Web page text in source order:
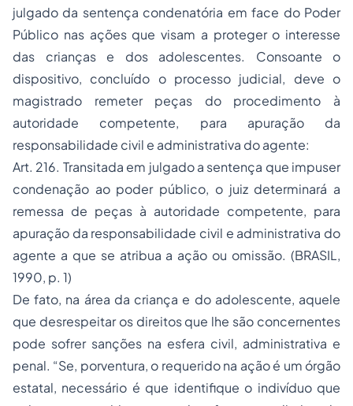
julgado da sentença condenatória em face do Poder
Público nas ações que visam a proteger o interesse
das crianças e dos adolescentes. Consoante o
dispositivo, concluído o processo judicial, deve o
magistrado remeter peças do procedimento à
autoridade competente, para apuração da
responsabilidade civil e administrativa do agente:
Art. 216. Transitada em julgado a sentença que impuser
condenação ao poder público, o juiz determinará a
remessa de peças à autoridade competente, para
apuração da responsabilidade civil e administrativa do
agente a que se atribua a ação ou omissão. (BRASIL,
1990, p. 1)
De fato, na área da criança e do adolescente, aquele
que desrespeitar os direitos que lhe são concernentes
pode sofrer sanções na esfera civil, administrativa e
penal. “Se, porventura, o requerido na ação é um órgão
estatal, necessário é que identifique o indivíduo que